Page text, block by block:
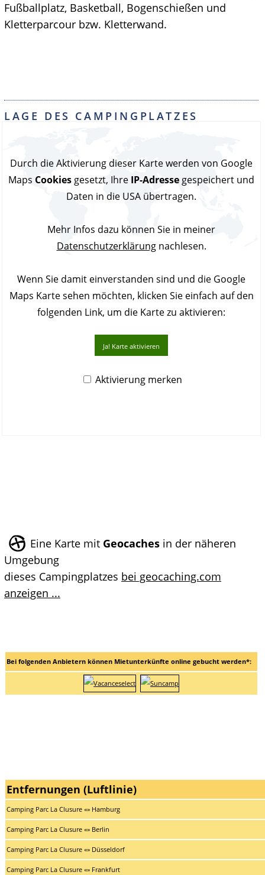
Fußballplatz, Basketball, Bogenschießen und
Kletterparcour bzw. Kletterwand.
LAGE DES CAMPINGPLATZES
Durch die Aktivierung dieser Karte werden von Google
Maps Cookies gesetzt, Ihre IP-Adresse gespeichert und
Daten in die USA übertragen.
Mehr Infos dazu können Sie in meiner
Datenschutzerklärungnachlesen.
Wenn Sie damit einverstanden sind und die Google
Maps Karte sehen möchten, klicken Sie einfach auf den
folgenden Link, um die Karte zu aktivieren:
Ja! Karte aktivieren
Aktivierung merken
Eine Karte mit Geocaches in der näheren
Umgebung
dieses Campingplatzes bei geocaching.com
anzeigen ...
Bei folgenden Anbietern können Mietunterkünfte online gebucht werden*:
Entfernungen (Luftlinie)
Camping Parc La Clusure «» Hamburg
Camping Parc La Clusure «» Berlin
Camping Parc La Clusure «» Düsseldorf
Camping Parc La Clusure «» Frankfurt